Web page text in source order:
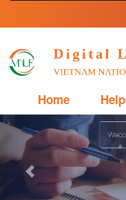
Skip
Home Help
Previous